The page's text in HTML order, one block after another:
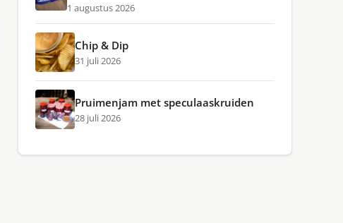
1 augustus 2026
Chip & Dip
31 juli 2026
Pruimenjam met speculaaskruiden
28 juli 2026